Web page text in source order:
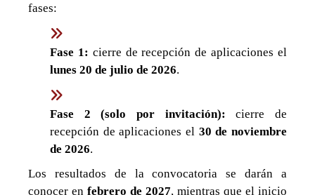
fases:
Fase 1: cierre de recepción de aplicaciones el
lunes 20 de julio de 2026.
Fase 2 (solo por invitación): cierre de
recepción de aplicaciones el 30 de noviembre
de 2026.
Los resultados de la convocatoria se darán a
conocer en febrero de 2027, mientras que el inicio